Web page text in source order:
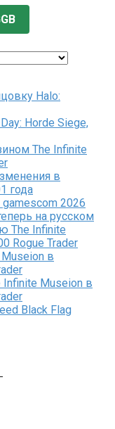
Halo:
Horde Siege,
The Infinite
в
года
2026
на русском
The Infinite
Rogue Trader
в
Infinite Museion в
Black Flag